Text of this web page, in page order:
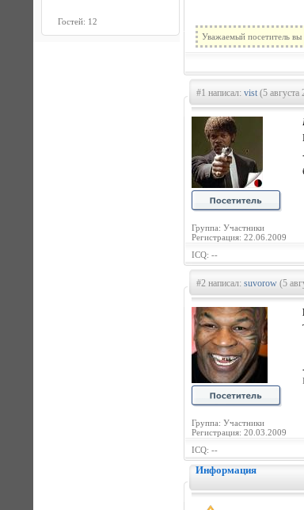
Гостей: 12
Уважаемый посетитель вы
#1 написал: vist(5 августа
Группа: Участники
Регистрация: 22.06.2009
ICQ: --
#2 написал: suvorow (5
Группа: Участники
Регистрация: 20.03.2009
ICQ: --
Информация